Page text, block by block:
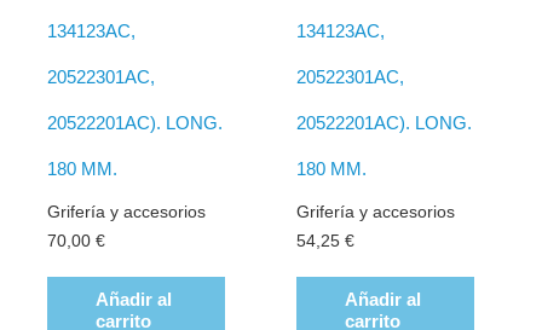
134123AC,
20522301AC,
20522201AC). LONG.
180 MM.
Grifería y accesorios
70,00€
Añadir al
carrito
134123AC,
20522301AC,
20522201AC). LONG.
180 MM.
Grifería y accesorios
54,25 €
Añadir al
carrito